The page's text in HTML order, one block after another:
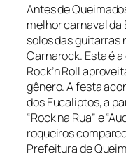
Antes de
melhor carnaval da
solos das guitarras
Carnarock. Esta é
Rock’n Roll
gênero. A festa
dos Eucaliptos, a
“Rock na Rua” e
roqueiros
Prefeitura de